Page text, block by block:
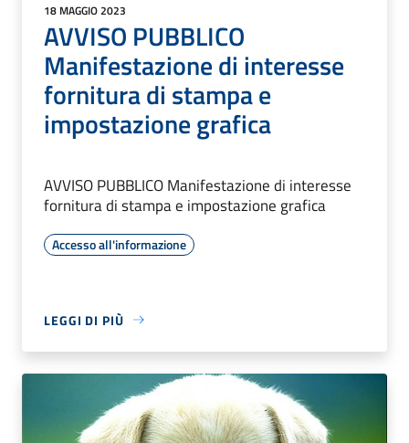
18 MAGGIO 2023
AVVISO PUBBLICO
Manifestazione di interesse
fornitura di stampa e
impostazione grafica
AVVISO PUBBLICO Manifestazione di interesse
fornitura di stampa e impostazione grafica
Accesso all'informazione
LEGGI DI PIÙ